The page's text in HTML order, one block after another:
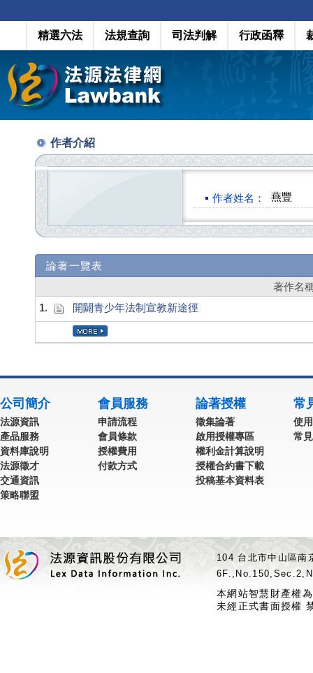
精選六法 法規查詢 司法判解 行政函釋
作者介紹
作者姓名： 燕豐
論著一覽表
著作名
1.
開闢青少年法制宣教新途徑
公司簡介
法源資訊
產品服務
資料庫說明
法源徵才
交通資訊
策略聯盟
會員服務
申請流程
會員條款
授權費用
付款方式
論著授權
徵集論著
啟用授權專區
權利金計算說明
授權合約書下載
投稿基本資料表
常
使
常
104 台北市中山區
本網站智慧財產權
未經正式書面授權